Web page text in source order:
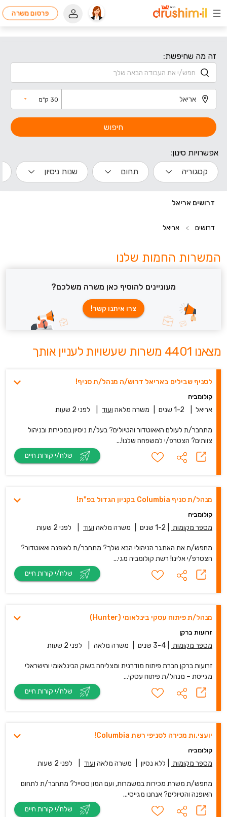
פרסום משרה
זה מה שחיפשת:
30 ק"מ
חיפוש
אפשרויות סינון:
קטגוריה
תחום שנות ניסיון
דרושים אריאל
דרושים > אריאל
המשרות החמות שלנו
מעוניינים להוסיף כאן משרה משלכם?
צרו איתנו קשר!
מצאנו 4401 משרות שעשויות לעניין אותך
לסניף שבילים באריאל דרוש/ה מנהל/ת סניף!
קולומביה
אריאל 1-2 שנים משרה מלאה ועוד לפני 2 שעות
מתחבר/ת לעולם האאוטדור והטיולים? בעל/ת ניסיון במכירות ובניהול
צוותים? הצטרפ/י למשפחה שלנו!...
מנהל/ת סניף Columbia בקניון הגדול בפ"ת!
קולומביה
מספר מקומות 1-2 שנים משרה מלאה ועוד לפני 2 שעות
מחפש/ת את האתגר הניהולי הבא שלך? מתחבר/ת לאופנה ואאוטדור?
הצטרפ/י אלינו! רשת קולומביה מגי...
מנהל/ת פיתוח עסקי בינלאומי (Hunter)
זרועות ברקן
מספר מקומות 3-4 שנים משרה מלאה לפני 2 שעות
זרועות ברקן חברת פיתוח מודרנית ומצליחה בשוק הבינלאומי והישראלי
מגייסת – מנהל/ת פיתוח עסקי...
יועצי.ות מכירה לסניפי רשת Columbia!
קולומביה
מספר מקומות ללא נסיון משרה מלאה ועוד לפני 2 שעות
מחפש/ת משרת מכירות במשמרות, ועם המון סטייל? מתחבר/ת לתחום
האופנה והטיולים? אנחנו מגייסי...